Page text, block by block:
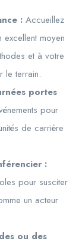
: Accueillez
excellent moyen
et à votre
le terrain.
portes
pour
de carrière
:
pour susciter
un acteur
ou des